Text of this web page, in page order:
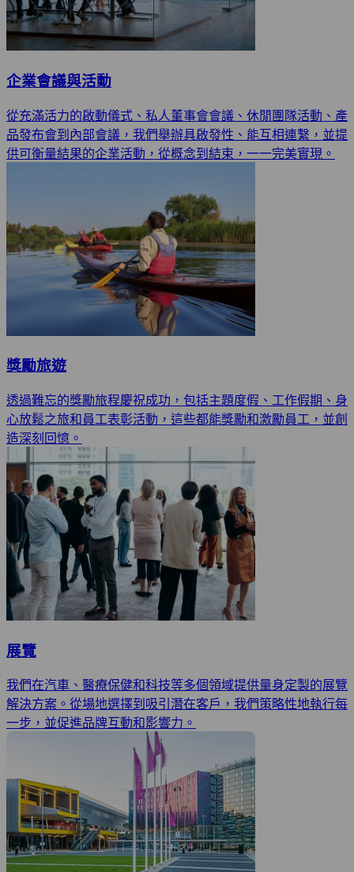
企業會議與活動
從充滿活力的啟動儀式、私人董事會會議、休閒團隊活動、產
品發布會到內部會議，我們舉辦具啟發性、能互相連繫，並提
供可衡量結果的企業活動，從概念到結束，一一完美實現。
獎勵旅遊
透過難忘的獎勵旅程慶祝成功，包括主題度假、工作假期、身
心放鬆之旅和員工表彰活動，這些都能獎勵和激勵員工，並創
造深刻回憶。
展覽
我們在汽車、醫療保健和科技等多個領域提供量身定製的展覽
解決方案。從場地選擇到吸引潛在客戶，我們策略性地執行每
一步，並促進品牌互動和影響力。